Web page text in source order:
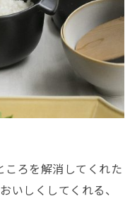
ころを解消してくれた
いしくしてくれる、